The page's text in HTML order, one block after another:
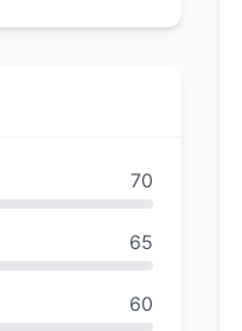
70
65
60